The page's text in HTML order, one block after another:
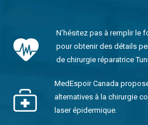
N’hésitez pas à remplir le
pour obtenir des détails
de chirurgie réparatrice
MedEspoir Canada
alternatives à la chirurgie
laser épidermique.